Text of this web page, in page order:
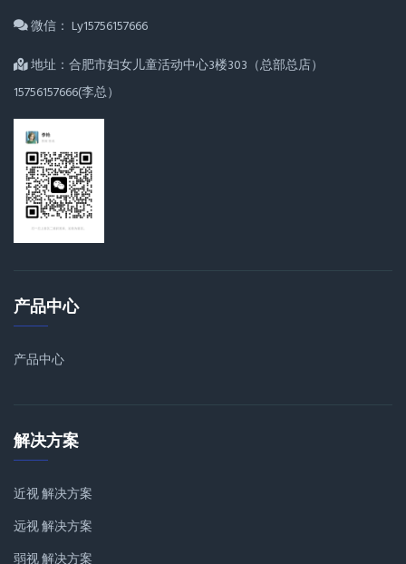
微信： Ly15756157666
地址：合肥市妇女儿童活动中心3楼303（总部总店）
15756157666(李总）
产品中心
产品中心
解决方案
近视 解决方案
远视 解决方案
弱视 解决方案